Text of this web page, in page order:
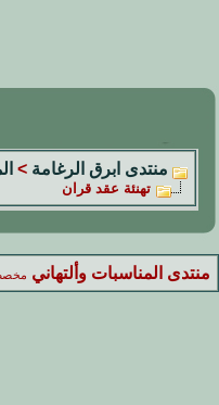
منتدى ابرق الرغامة >
تهنئة عقد قران
منتدى المناسبات وألتهاني مخصص